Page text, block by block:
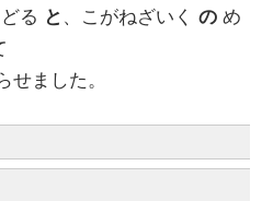
る と 、こがねざいくの め
せました。